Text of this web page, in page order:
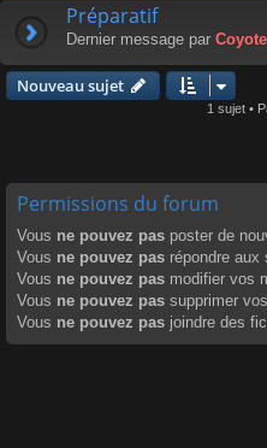
Préparatif
Dernier message par Coyote
Nouveau sujet
1 sujet •
Permissions du forum
Vous ne pouvez pas poster de
Vous ne pouvez pas répondre aux
Vous ne pouvez pas modifier vos
Vous ne pouvez pas supprimer
Vous ne pouvez pas joindre des